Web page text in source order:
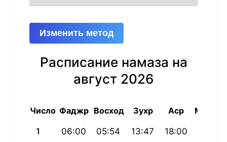
Изменить метод
Расписание намаза на
август 2026
Число Фаджр Восход Зухр Аср Магриб
1 06:00 05:54 13:47 18:00